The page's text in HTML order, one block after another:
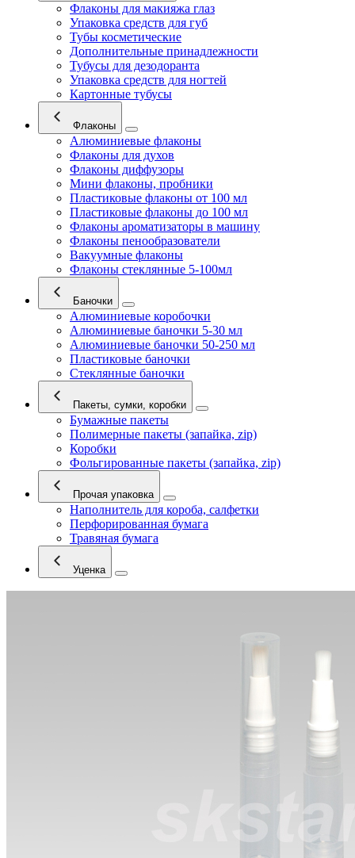
Флаконы для макияжа глаз
Упаковка средств для губ
Тубы косметические
Дополнительные принадлежности
Тубусы для дезодоранта
Упаковка средств для ногтей
Картонные тубусы
Флаконы
Алюминиевые флаконы
Флаконы для духов
Флаконы диффузоры
Мини флаконы, пробники
Пластиковые флаконы от 100 мл
Пластиковые флаконы до 100 мл
Флаконы ароматизаторы в машину
Флаконы пенообразователи
Вакуумные флаконы
Флаконы стеклянные 5-100мл
Баночки
Алюминиевые коробочки
Алюминиевые баночки 5-30 мл
Алюминиевые баночки 50-250 мл
Пластиковые баночки
Стеклянные баночки
Пакеты, сумки, коробки
Бумажные пакеты
Полимерные пакеты (запайка, zip)
Коробки
Фольгированные пакеты (запайка, zip)
Прочая упаковка
Наполнитель для короба, салфетки
Перфорированная бумага
Травяная бумага
Уценка